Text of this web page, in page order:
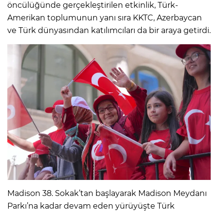
öncülüğünde gerçekleştirilen etkinlik, Türk-
Amerikan toplumunun yanı sıra KKTC, Azerbaycan
ve Türk dünyasından katılımcıları da bir araya getirdi.
Madison 38. Sokak’tan başlayarak Madison Meydanı
Parkı’na kadar devam eden yürüyüşte Türk